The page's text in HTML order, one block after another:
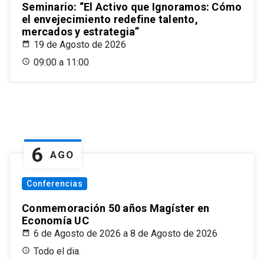
Seminario: “El Activo que Ignoramos: Cómo
el envejecimiento redefine talento,
mercados y estrategia”
19 de Agosto de 2026
09:00 a 11:00
6 AGO
Conferencias
Conmemoración 50 años Magíster en
Economía UC
6 de Agosto de 2026 a 8 de Agosto de 2026
Todo el dia.